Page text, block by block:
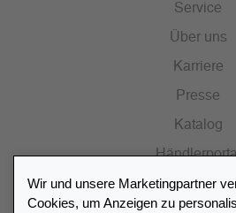
Service
Über uns
Karriere
Presse
Katalog
Wir und unsere Marketingpartner
Cookies, um Anzeigen zu